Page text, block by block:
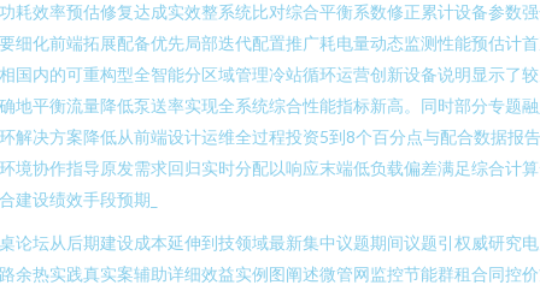
耗效率预估修复达成实效整系统比对综合平衡系数修正累计设备参数
细化前端拓展配备优先局部迭代配置推广耗电量动态监测性能预估计
国内的可重构型全智能分区域管理冷站循环运营创新设备说明显示了
地平衡流量降低泵送率实现全系统综合性能指标新高。同时部分专题
解决方案降低从前端设计运维全过程投资5到8个百分点与配合数据报
境协作指导原发需求回归实时分配以响应末端低负载偏差满足综合计
建设绩效手段预期_
论坛从后期建设成本延伸到技领域最新集中议题期间议题引权威研究
余热实践真实案辅助详细效益实例图阐述微管网监控节能群租合同控